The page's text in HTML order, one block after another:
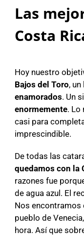
Las
Costa
Hoy nuestro
Bajos del Toro,
enamorados. Un
enormemente. Lo
casi para
imprescindible.
De todas las
quedamos con la
razones fue
de agua azul. El
Nos encontramos
pueblo de
hora. Así que